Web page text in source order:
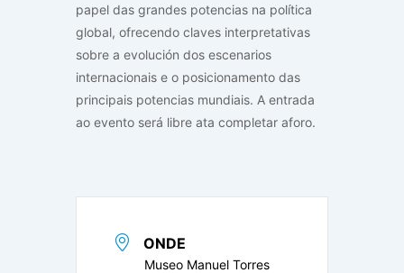
papel das grandes potencias na política
global, ofrecendo claves interpretativas
sobre a evolución dos escenarios
internacionais e o posicionamento das
principais potencias mundiais. A entrada
ao evento será libre ata completar aforo.
ONDE
Museo Manuel Torres